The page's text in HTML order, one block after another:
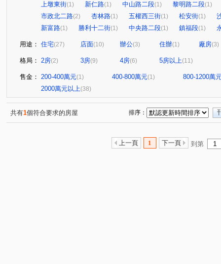
上墩東街(1) 新仁路(1) 中山路二段(1) 黎明路二段(1)
市政北二路(2) 杏林路(1) 五權西三街(1) 松安街(1)
新富路(1) 勝利十二街(1) 中央路二段(1) 鎮福段(1)
用途： 住宅(27) 店面(10) 辦公(3) 住辦(1) 廠房(3)
格局： 2房(2) 3房(9) 4房(6) 5房以上(11)
售金： 200-400萬元(1) 400-800萬元(1)
800-1200萬
2000萬元以上(38)
共有1個符合要求的房屋 排序：
上一頁 1 下一頁 到第